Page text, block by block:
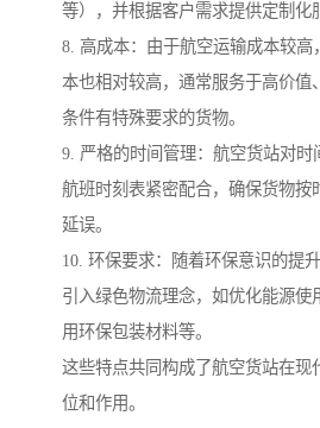
等），并根据客户需求提供定制化
8. 高成本：由于航空运输成本较高
本也相对较高，通常服务于高价值
条件有特殊要求的货物。
9. 严格的时间管理：航空货站对时
航班时刻表紧密配合，确保货物按
延误。
10. 环保要求：随着环保意识的提
引入绿色物流理念，如优化能源使
用环保包装材料等。
这些特点共同构成了航空货站在现
位和作用。